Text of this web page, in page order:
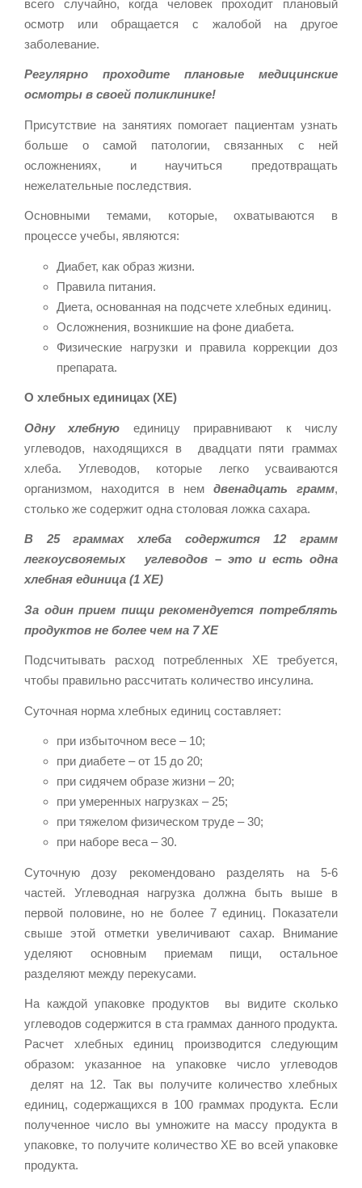
всего случайно, когда человек проходит плановый
осмотр или обращается с жалобой на другое
заболевание.
Регулярно проходите плановые медицинские
осмотры в своей поликлинике!
Присутствие на занятиях помогает пациентам узнать
больше о самой патологии, связанных с ней
осложнениях, и научиться предотвращать
нежелательные последствия.
Основными темами, которые, охватываются в
процессе учебы, являются:
Диабет, как образ жизни.
Правила питания.
Диета, основанная на подсчете хлебных единиц.
Осложнения, возникшие на фоне диабета.
Физические нагрузки и правила коррекции доз
препарата.
О хлебных единицах (ХЕ)
Одну хлебную единицу приравнивают к числу
углеводов, находящихся в двадцати пяти граммах
хлеба. Углеводов, которые легко усваиваются
организмом, находится в нем двенадцать грамм,
столько же содержит одна столовая ложка сахара.
В 25 граммах хлеба содержится 12 грамм
легкоусвояемых углеводов – это и есть одна
хлебная единица (1 ХЕ)
За один прием пищи рекомендуется потреблять
продуктов не более чем на 7 ХЕ
Подсчитывать расход потребленных ХЕ требуется,
чтобы правильно рассчитать количество инсулина.
Суточная норма хлебных единиц составляет:
при избыточном весе – 10;
при диабете – от 15 до 20;
при сидячем образе жизни – 20;
при умеренных нагрузках – 25;
при тяжелом физическом труде – 30;
при наборе веса – 30.
Суточную дозу рекомендовано разделять на 5-6
частей. Углеводная нагрузка должна быть выше в
первой половине, но не более 7 единиц. Показатели
свыше этой отметки увеличивают сахар. Внимание
уделяют основным приемам пищи, остальное
разделяют между перекусами.
На каждой упаковке продуктов вы видите сколько
углеводов содержится в ста граммах данного продукта.
Расчет хлебных единиц производится следующим
образом: указанное на упаковке число углеводов
делят на 12. Так вы получите количество хлебных
единиц, содержащихся в 100 граммах продукта. Если
полученное число вы умножите на массу продукта в
упаковке, то получите количество ХЕ во всей упаковке
продукта.